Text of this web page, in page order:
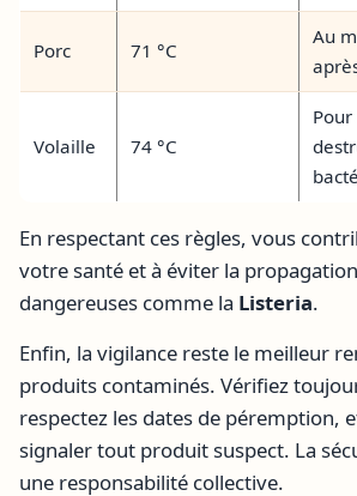
Porc 71 °C
Au
Volaille 74 °C
En respectant ces règles, vous
votre santé et à éviter la
dangereuses comme la Listeria.
Enfin, la vigilance reste le meilleur
produits contaminés. Vérifiez
respectez les dates de péremption,
signaler tout produit suspect. La
une responsabilité collective.